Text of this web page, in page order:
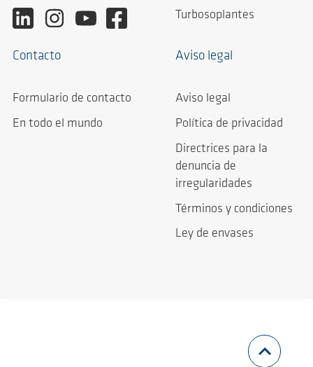
Turbosoplantes
Contacto
Formulario de contacto
En todo el mundo
Aviso legal
Aviso legal
Política de privacidad
Directrices para la
denuncia de
irregularidades
Términos y condiciones
Ley de envases